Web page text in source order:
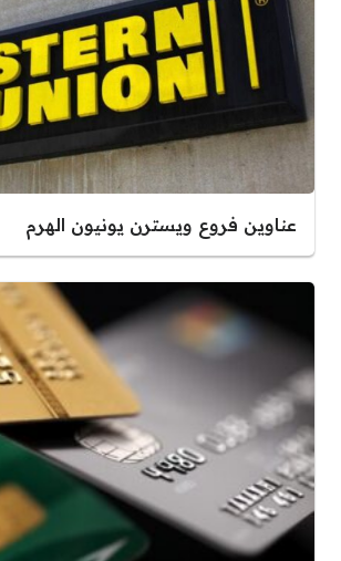
عناوين فروع ويسترن يونيون الهرم